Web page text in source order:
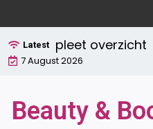
naar
de
inhoud
Latest
compleet overzicht
7 August 2026
Beauty &